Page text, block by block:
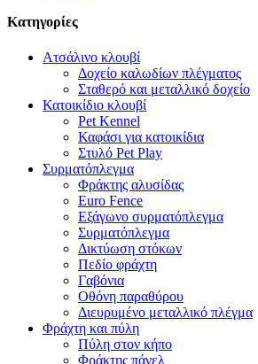
Κατηγορίες
Ατσάλινο κλουβί
Δοχείο καλωδίων πλέγματος
Σταθερό και μεταλλικό δοχείο
Κατοικίδιο κλουβί
Pet Kennel
Καφάσι για κατοικίδια
Στυλό Pet Play
Συρματόπλεγμα
Φράκτης αλυσίδας
Euro Fence
Εξάγωνο συρματόπλεγμα
Συρματόπλεγμα
Δικτύωση στόκων
Πεδίο φράχτη
Γαβόνια
Οθόνη παραθύρου
Διευρυμένο μεταλλικό πλέγμα
Φράχτη και πύλη
Πύλη στον κήπο
Φράκτης πάνελ